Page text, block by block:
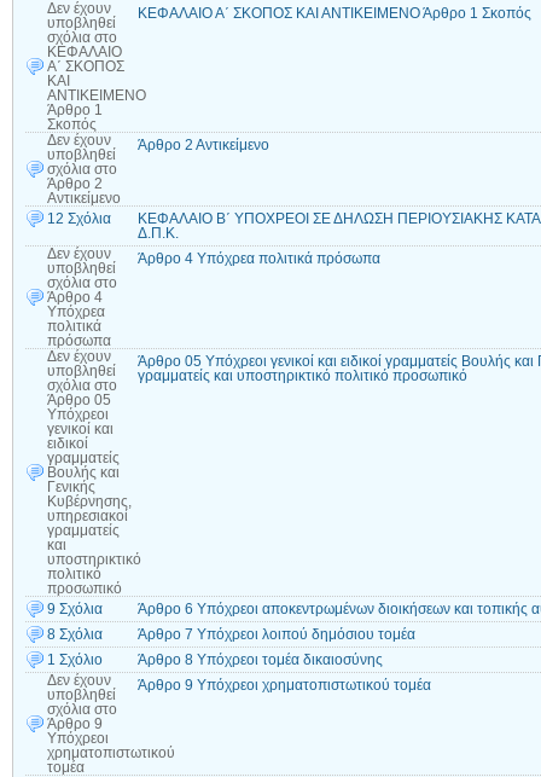
Δεν έχουν
υποβληθεί
σχόλια στο
ΚΕΦΑΛΑΙΟ
Α΄ ΣΚΟΠΟΣ
ΚΑΙ
ΑΝΤΙΚΕΙΜΕΝΟ
Άρθρο 1
Σκοπός
ΚΕΦΑΛΑΙΟ Α΄ ΣΚΟΠΟΣ ΚΑΙ ΑΝΤΙΚΕΙΜΕΝΟ Άρθρο 1 Σκοπός
Δεν έχουν
υποβληθεί
σχόλια στο
Άρθρο 2
Αντικείμενο
Άρθρο 2 Αντικείμενο
12 Σχόλια
ΚΕΦΑΛΑΙΟ Β΄ ΥΠΟΧΡΕΟΙ ΣΕ ΔΗΛΩΣΗ ΠΕΡΙΟΥΣΙΑΚΗΣ
Δ.Π.Κ.
Δεν έχουν
υποβληθεί
σχόλια στο
Άρθρο 4
Υπόχρεα
πολιτικά
πρόσωπα
Άρθρο 4 Υπόχρεα πολιτικά πρόσωπα
Δεν έχουν
υποβληθεί
σχόλια στο
Άρθρο 05
Υπόχρεοι
γενικοί και
ειδικοί
γραμματείς
Βουλής και
Γενικής
Κυβέρνησης,
υπηρεσιακοί
γραμματείς
και
υποστηρικτικό
πολιτικό
προσωπικό
Άρθρο 05 Υπόχρεοι γενικοί και ειδικοί γραμματείς Βουλής
γραμματείς και υποστηρικτικό πολιτικό προσωπικό
9 Σχόλια
Άρθρο 6 Υπόχρεοι αποκεντρωμένων διοικήσεων και τοπικής
8 Σχόλια
Άρθρο 7 Υπόχρεοι λοιπού δημόσιου τομέα
1 Σχόλιο
Άρθρο 8 Υπόχρεοι τομέα δικαιοσύνης
Δεν έχουν
υποβληθεί
σχόλια στο
Άρθρο 9
Υπόχρεοι
χρηματοπιστωτικού
τομέα
Άρθρο 9 Υπόχρεοι χρηματοπιστωτικού τομέα